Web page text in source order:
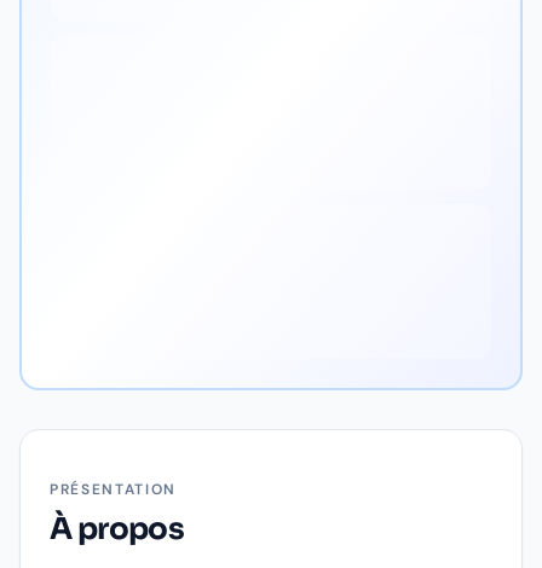
PRÉSENTATION
À propos